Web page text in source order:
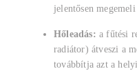
jelentősen
Hőleadás: a fűtési
radiátor) átveszi a
továbbítja azt a